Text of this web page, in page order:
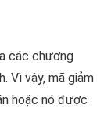
các chương
Vì vậy, mã giảm
hoặc nó được